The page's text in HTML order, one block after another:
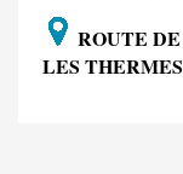
ROUTE
LES THERMES